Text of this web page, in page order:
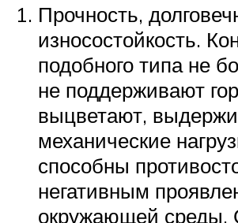
Прочность,
износостойкость.
подобного типа не
не поддерживают
выцветают,
механические
способны
негативным
окружающей среды.